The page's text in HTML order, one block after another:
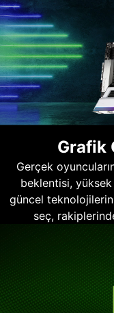
Grafik
Gerçek
beklentisi, yüksek
güncel
seç,